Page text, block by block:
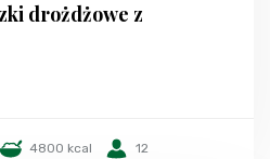
drożdżowe z
4800 kcal 12